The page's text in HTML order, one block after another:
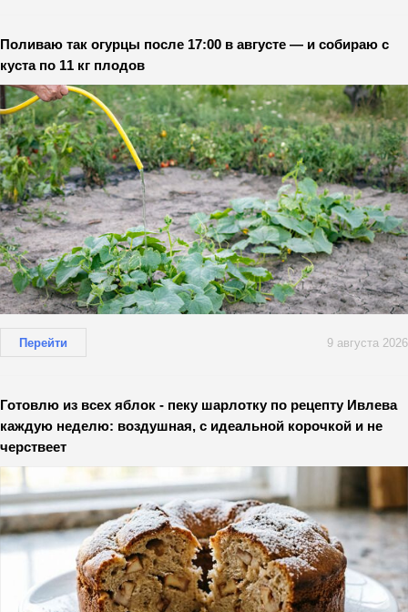
Поливаю так огурцы после 17:00 в августе — и собираю с
куста по 11 кг плодов
Перейти 9 августа 2026
Готовлю из всех яблок - пеку шарлотку по рецепту Ивлева
каждую неделю: воздушная, с идеальной корочкой и не
черствеет